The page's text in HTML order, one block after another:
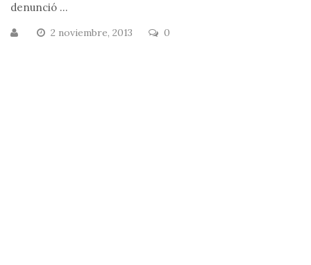
denunció ...
2 noviembre, 2013 0